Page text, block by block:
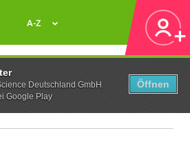
Deutschland GmbH
Google Play
Öffnen
A-Z